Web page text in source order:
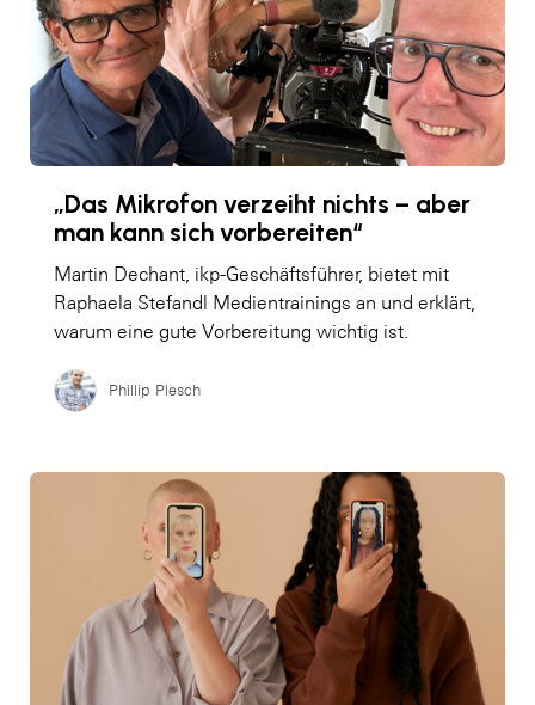
„Das Mikrofon verzeiht nichts – aber
man kann sich vorbereiten“
Martin Dechant, ikp-Geschäftsführer, bietet mit
Raphaela Stefandl Medientrainings an und erklärt,
warum eine gute Vorbereitung wichtig ist.
Phillip Plesch